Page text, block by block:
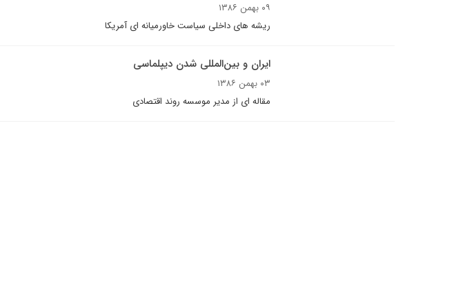
۰۹ بهمن ۱۳۸۶
ریشه های داخلی سیاست خاورمیانه ای آمریکا
ایران و بين‌المللى شدن ديپلماسى
۰۳ بهمن ۱۳۸۶
مقاله اى از مدير موسسه روند اقتصادى